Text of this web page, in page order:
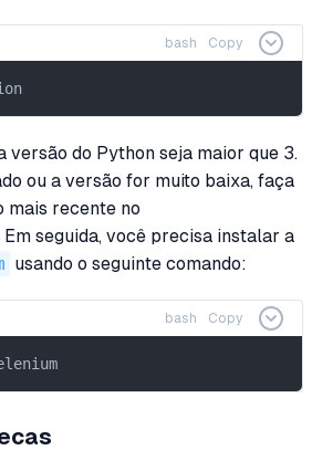
bash Copy
versão do Python seja maior que 3.
ou a versão for muito baixa, faça
mais recente no
Em seguida, você precisa instalar a
usando o seguinte comando:
bash Copy